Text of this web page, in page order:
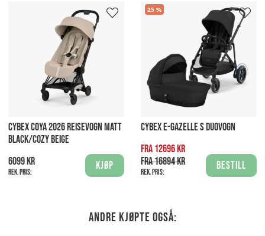
CYBEX COYA 2026 REISEVOGN MATT
BLACK/COZY BEIGE
6099 kr
Rek. pris:
Kjøp
25
CYBEX E-GAZELLE S DUOVOGN
Fra 12696 kr
Fra 16894 kr
Rek. pris:
Bestill
Andre kjøpte også: